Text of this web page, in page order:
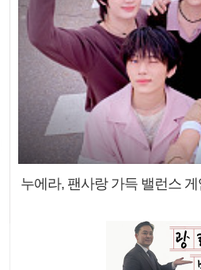
누에라, 팬사랑 가득 밸런스